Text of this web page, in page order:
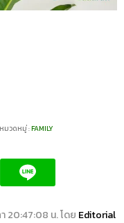
หมวดหมู่ :FAMILY
20:47:08 น. โดย Editorial